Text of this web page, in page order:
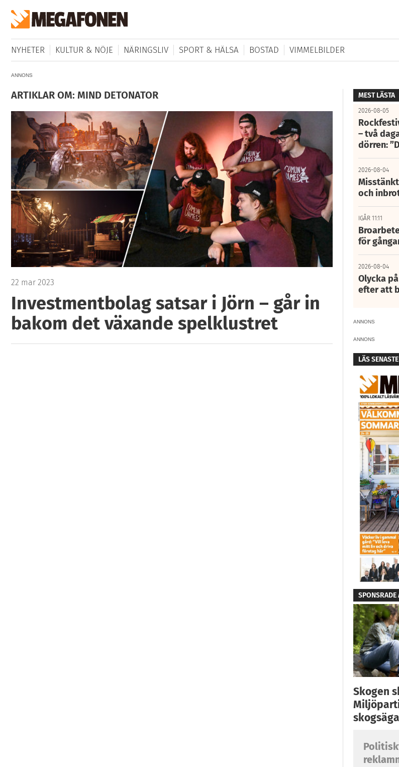
NYHETER KULTUR & NÖJE NÄRINGSLIV SPORT & HÄLSA BOSTAD VIMMELBILDER
ANNONS
ARTIKLAR OM: MIND DETONATOR
22 mar 2023
Investmentbolag satsar i Jörn – går in
bakom det växande spelklustret
MEST LÄSTA
2026-08-05
– två
dörren:
2026-08-04
och
IGÅR 11:11
för
2026-08-04
Olycka
efter att
ANNONS
ANNONS
LÄS
SPONSRADE
Skogen